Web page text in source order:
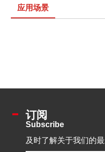
应用场景
订阅
Subscribe
及时了解关于我们的